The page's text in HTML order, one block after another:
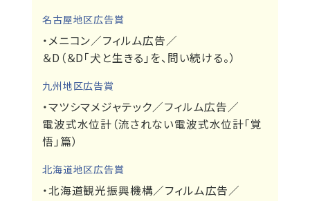
名古屋地区広告賞
・メニコン／フィルム広告／
＆D（＆D｢犬と生きる｣を、問い続ける。）
九州地区広告賞
・マツシマメジャテック／フィルム広告／
電波式水位計（流されない電波式水位計「覚
悟」篇）
北海道地区広告賞
・北海道観光振興機構／フィルム広告／